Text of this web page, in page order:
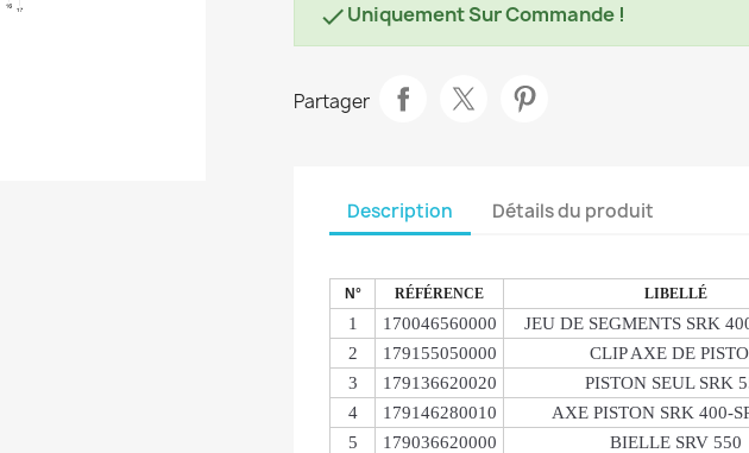
Uniquement Sur Commande !
Partager
Description Détails du produit
N° RÉFÉRENCE LIBELLÉ
1 170046560000 JEU DE SEGMENTS SRK
2
179155050000 CLIP AXE DE
3
179136620020 PISTON SEUL SRK
4
179146280010 AXE PISTON SRK 400-
5
179036620000 BIELLE SRV 550